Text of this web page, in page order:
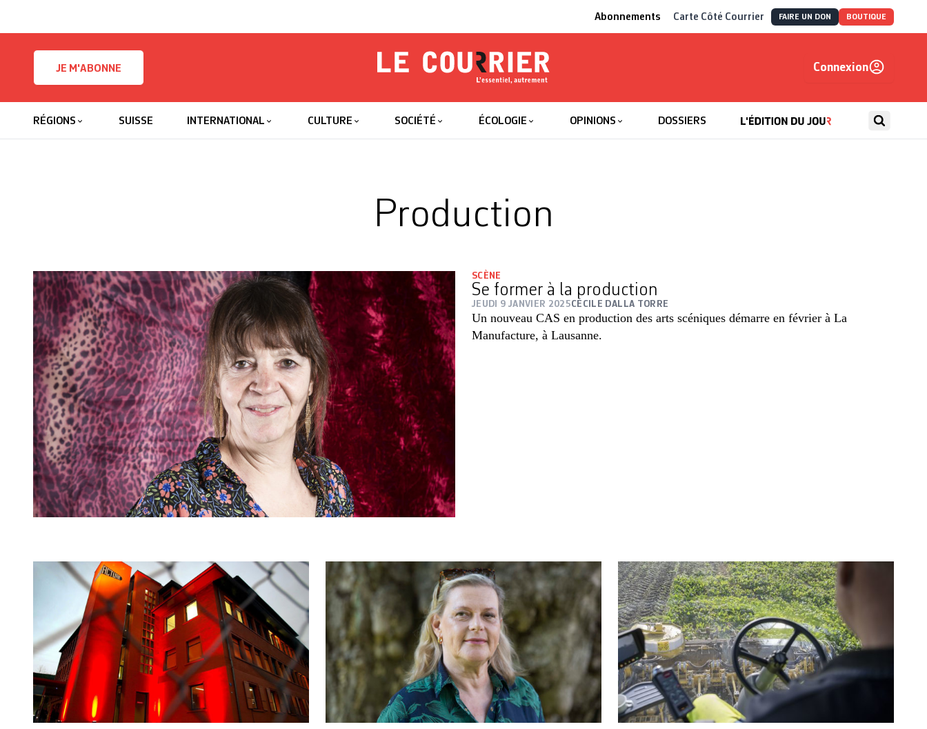
Abonnements Carte Côté Courrier FAIRE UN DON BOUTIQUE
JE M'ABONNE
Le Courrier
Connexion
RÉGIONS SUISSE INTERNATIONAL CULTURE SOCIÉTÉ ÉCOLOGIE OPINIONS DOSSIERS
Production
SCÈNE
Se former à la production
JEUDI 9 JANVIER 2025CÉCILE DALLA TORRE
Un nouveau CAS en production des arts scéniques démarre en février à La
Manufacture, à Lausanne.